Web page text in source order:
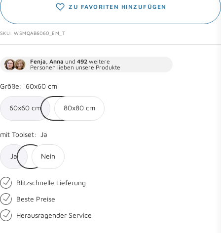
ZU FAVORITEN HINZUFÜGEN
SKU:WSMQAB6060_EM_T
Fenja, Anna und 492 weitere
Personen lieben unsere Produkte
Größe: 60x60 cm
60x60 cm 80x80 cm
mit Toolset: Ja
Ja Nein
Blitzschnelle Lieferung
Beste Preise
Herausragender Service